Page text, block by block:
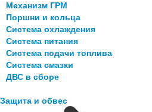
Механизм ГРМ
Поршни и кольца
Система охлаждения
Система питания
Система подачи топлива
Система смазки
ДВС в сборе
Защита и обвес